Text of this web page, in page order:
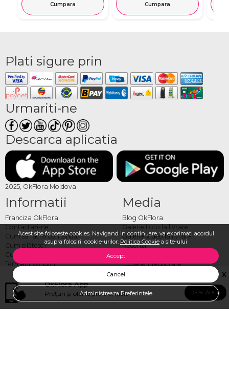
Acest site foloseste cookies. Navigand in continuare, va exprimati acordul
asupra folosirii cookie-urilor. Politica Cookie a site-ului
Accept
Cancel
Administreaza Preferintele
SUNA SI VERIFICA DISPONIBILITATEA
Cumpara Cumpara
Plati sigure prin
Urmariti-ne
Descarca aplicatia
2025, OkFlora Moldova
Informatii
Franciza OkFlora
Contactaţi-ne
Cum sa faci o comandă?
Cum plătesc?
Cum livrăm?
Termeni, condiţii
Despre noi
Locuri vacante
Politica Cookie
Livrare flori Moldova
Toată gama de produse
Media
Blog OkFlora
Galerie Foto la livrare
Galerie Video la livrare
Recenzii
Vezi toate produsele
Logare/Înregistrare
Comandă Internațional
X
OkFlora App
Prețuri și oferte preferențiale DESCĂRCĂ